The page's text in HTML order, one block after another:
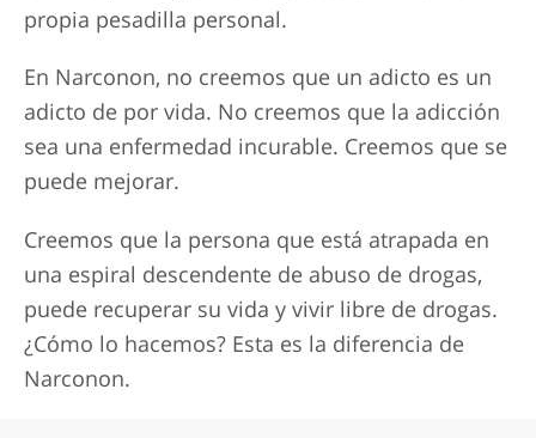
propia pesadilla personal.
En Narconon, no creemos que un adicto es un
adicto de por vida. No creemos que la adicción
sea una enfermedad incurable. Creemos que se
puede mejorar.
Creemos que la persona que está atrapada en
una espiral descendente de abuso de drogas,
puede recuperar su vida y vivir libre de drogas.
¿Cómo lo hacemos? Esta es la diferencia de
Narconon.